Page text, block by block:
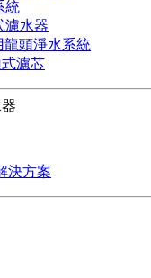
統
濾水器
龍頭淨水系統
濾芯
決方案